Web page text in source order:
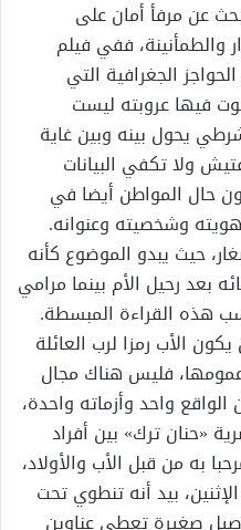
عن مرفأ أمان على
والطمأنينة، ففي فيلم
الجغرافية التي
فيها عروبته ليست
يحول بينه وبين غاية
ولا تكفي البيانات
حال المواطن أيضا في
هويته وشخصيته وعنوانه.
حيث يبدو الموضوع كأنه
بعد رحيل الأم بينما مرامي
هذه القراءة المبسطة.
الأب رمزا لرب العائلة
عمومها، فليس هناك مجال
الواقع واحد وأزماته واحدة،
«حنان ترك» بين أفراد
به من قبل الأب والأولاد،
بيد أنه تنطوي تحت
صغيرة تعطي عناوين